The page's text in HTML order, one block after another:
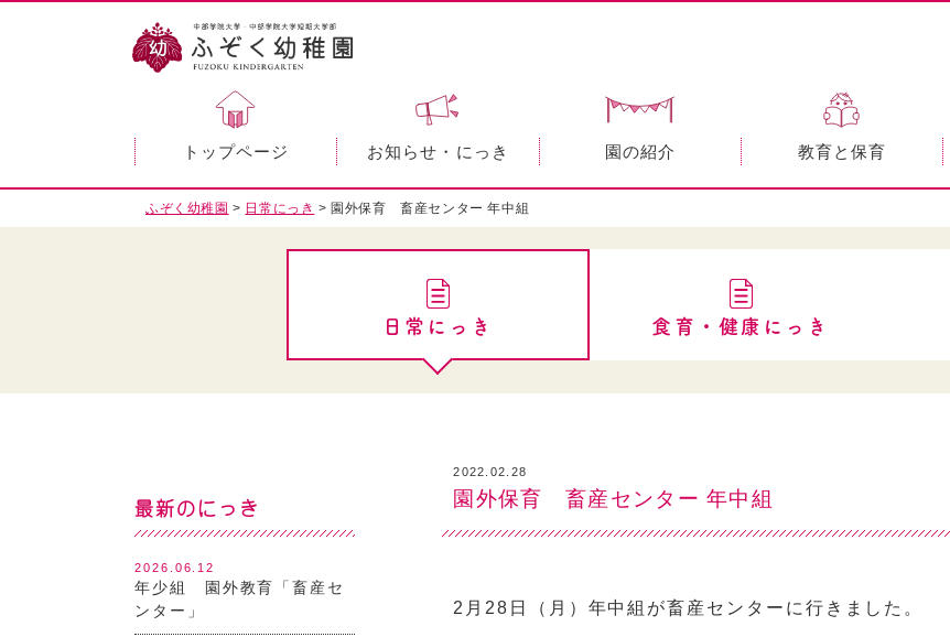
トップページ お知らせ・にっき 園の紹介 教育と保育
ふぞく幼稚園 > 日常にっき > 園外保育 畜産センター 年中組
日常にっき 食育・健康にっき
最新のにっき
2026.06.12
年少組 園外教育「畜産セ
ンター」
2022.02.28
園外保育 畜産センター 年中組
2月28日（月）年中組が畜産センターに行きました。